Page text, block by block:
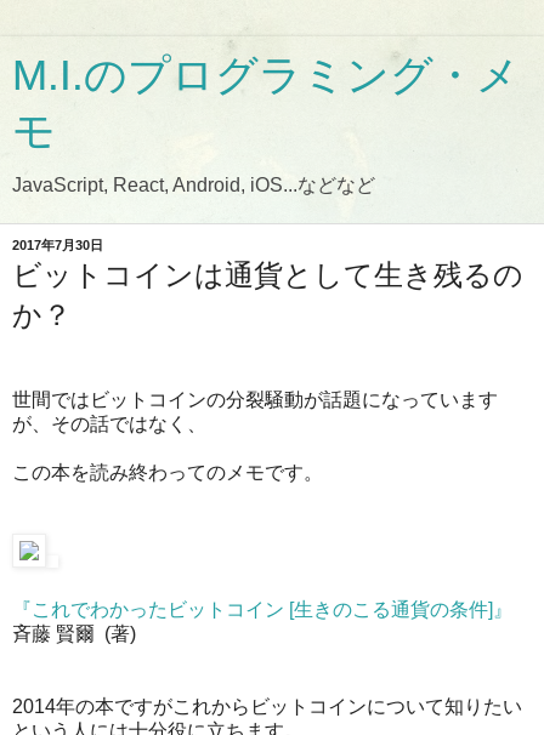
M.I.のプログラミング・メ
モ
JavaScript, React, Android, iOS...などなど
2017年7月30日
ビットコインは通貨として生き残るの
か？
世間ではビットコインの分裂騒動が話題になっています
が、その話ではなく、
この本を読み終わってのメモです。
『これでわかったビットコイン [生きのこる通貨の条件]』
斉藤 賢爾 (著)
2014年の本ですがこれからビットコインについて知りたい
という人には十分役に立ちます。